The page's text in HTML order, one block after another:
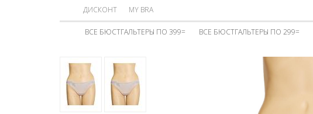
ДИСКОНТ
MY BRA
ВСЕ БЮСТГАЛЬТЕРЫ ПО 399= ВСЕ БЮСТГАЛЬТЕРЫ ПО 299=